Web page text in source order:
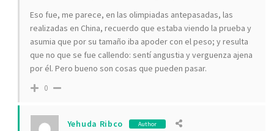
Eso fue, me parece, en las olimpiadas antepasadas, las
realizadas en China, recuerdo que estaba viendo la prueba y
asumia que por su tamaño iba apoder con el peso; y resulta
que no que se fue callendo: sentí angustia y verguenza ajena
por él. Pero bueno son cosas que pueden pasar.
0
Yehuda Ribco Author